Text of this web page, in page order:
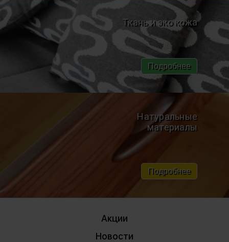
Ткань и эко кожа
Подробнее
Натуральные
материалы
Подробнее
Акции
Новости